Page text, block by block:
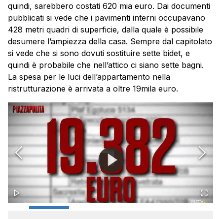
quindi, sarebbero costati 620 mia euro. Dai documenti
pubblicati si vede che i pavimenti interni occupavano
428 metri quadri di superficie, dalla quale è possibile
desumere l’ampiezza della casa. Sempre dal capitolato
si vede che si sono dovuti sostituire sette bidet, e
quindi è probabile che nell’attico ci siano sette bagni.
La spesa per le luci dell’appartamento nella
ristrutturazione è arrivata a oltre 19mila euro.